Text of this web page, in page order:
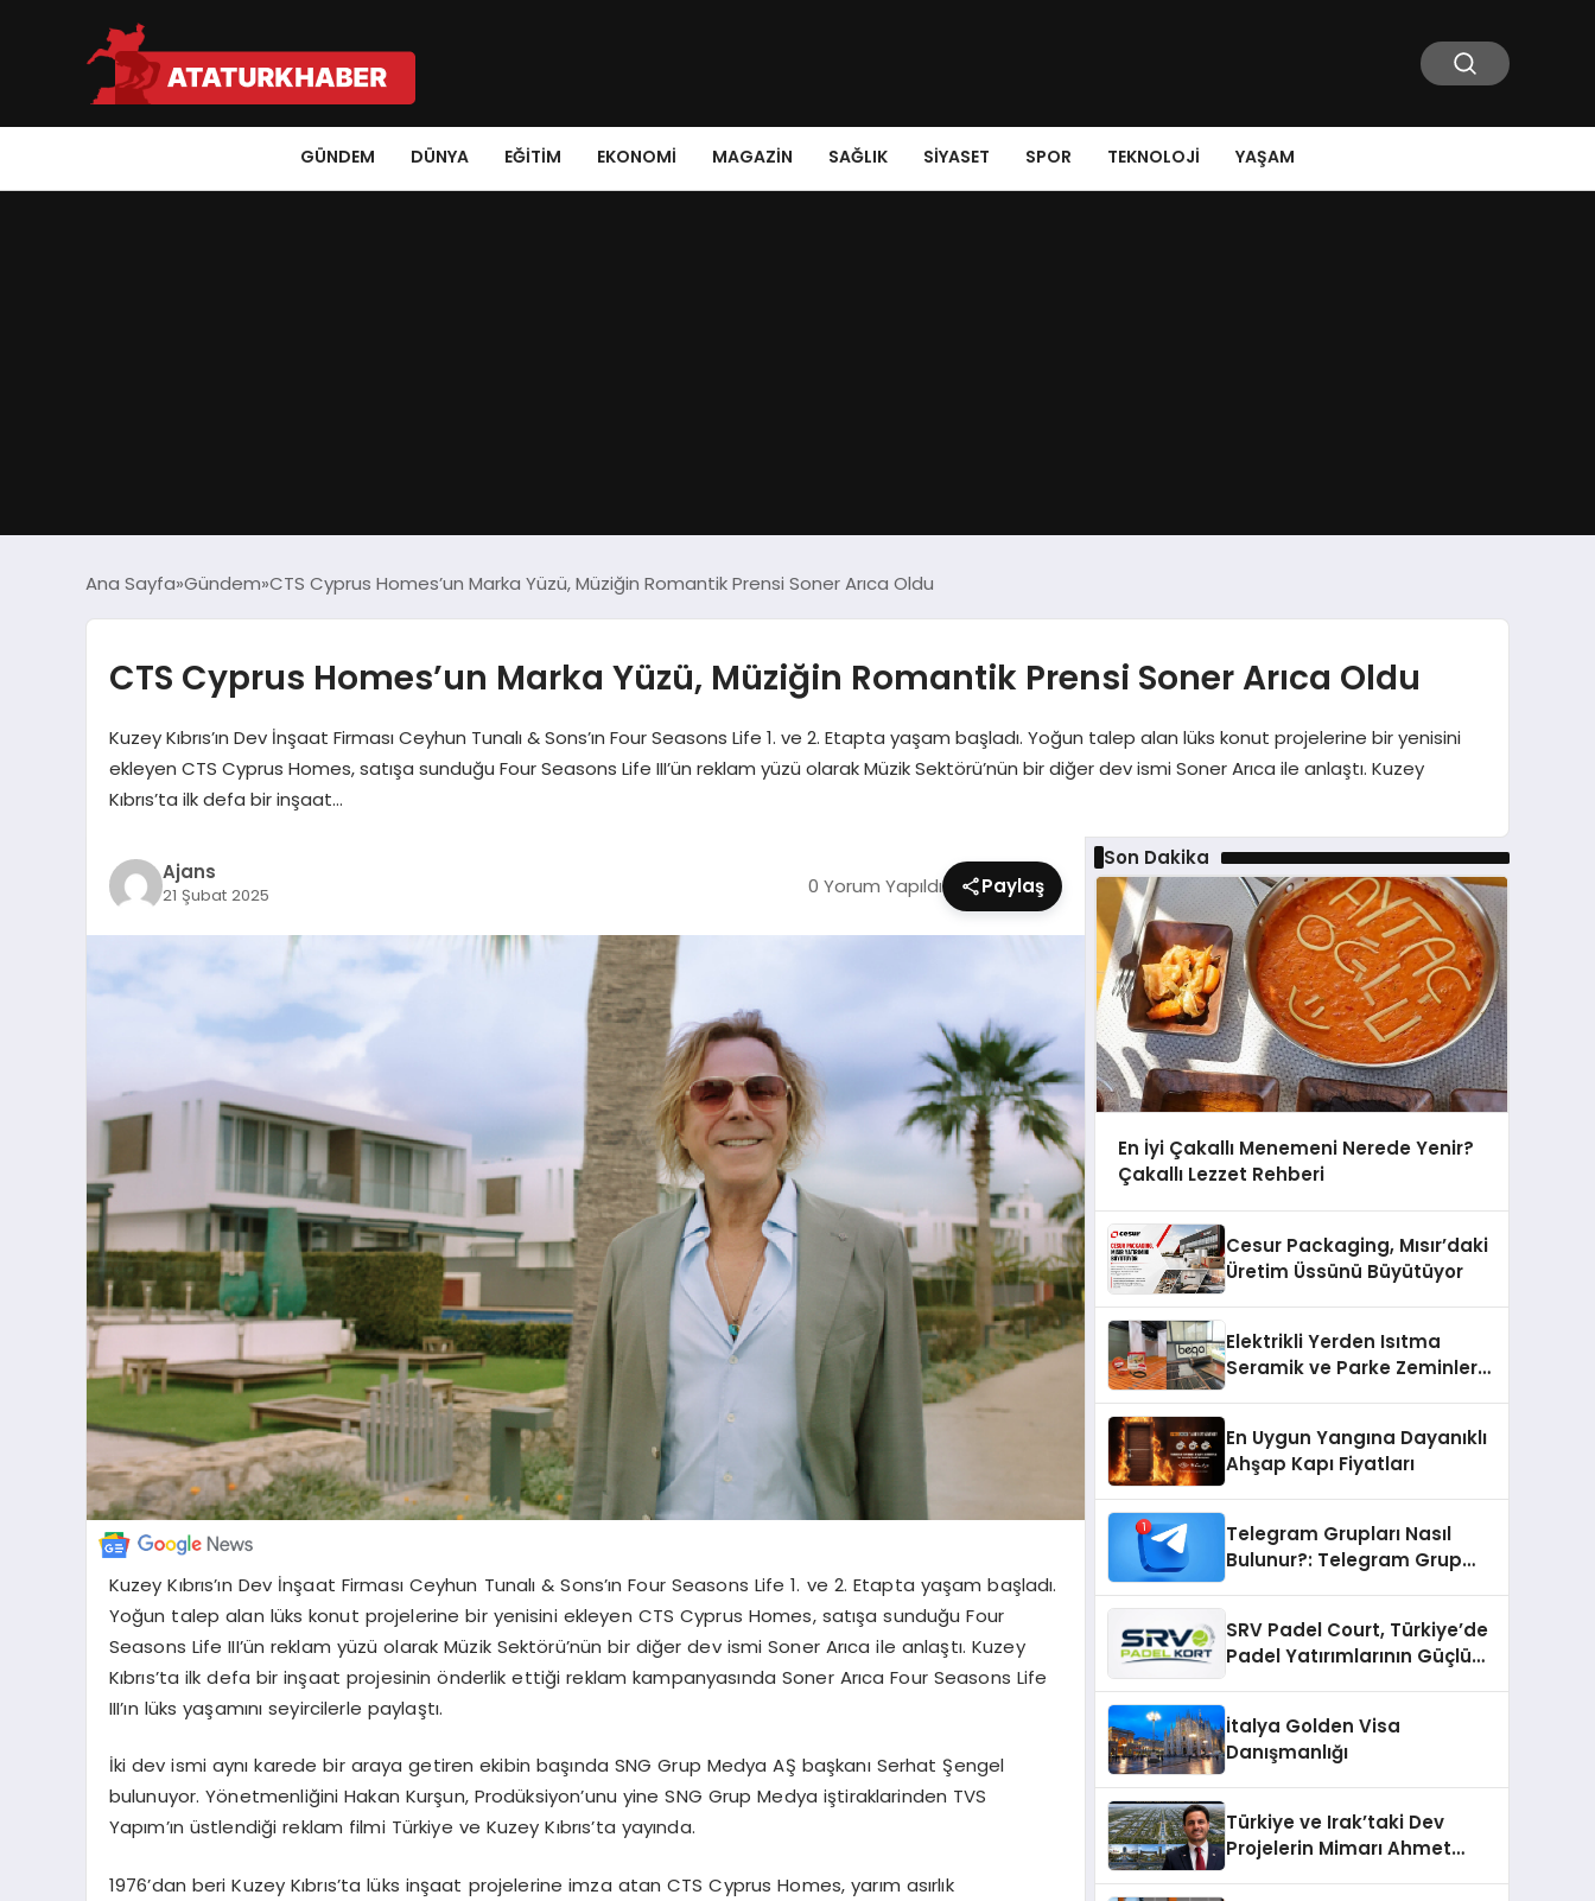
GÜNDEM DÜNYA EĞITIM EKONOMI MAGAZIN SAĞLIK SIYASET SPOR TEKNOLOJI YAŞAM
Ana Sayfa Gündem CTS Cyprus Homes’un Marka Yüzü, Müziğin Romantik Prensi Soner Arıca Oldu
CTS Cyprus Homes’un Marka Yüzü, Müziğin Romantik Prensi Soner Arıca Oldu
Kuzey Kıbrıs’ın Dev İnşaat Firması Ceyhun Tunalı & Sons’ın Four Seasons Life 1. ve 2. Etapta yaşam başladı. Yoğun talep alan lüks konut projelerine bir yenisini
ekleyen CTS Cyprus Homes, satışa sunduğu Four Seasons Life III’ün reklam yüzü olarak Müzik Sektörü’nün bir diğer dev ismi Soner Arıca ile anlaştı. Kuzey
Kıbrıs’ta ilk defa bir inşaat…
Ajans
21 Şubat 2025 0 Yorum Yapıldı Paylaş
Kuzey Kıbrıs’ın Dev İnşaat Firması Ceyhun Tunalı & Sons’ın Four Seasons Life 1. ve 2. Etapta yaşam başladı.
Yoğun talep alan lüks konut projelerine bir yenisini ekleyen CTS Cyprus Homes, satışa sunduğu Four
Seasons Life III’ün reklam yüzü olarak Müzik Sektörü’nün bir diğer dev ismi Soner Arıca ile anlaştı. Kuzey
Kıbrıs’ta ilk defa bir inşaat projesinin önderlik ettiği reklam kampanyasında Soner Arıca Four Seasons Life
III’ın lüks yaşamını seyircilerle paylaştı.
İki dev ismi aynı karede bir araya getiren ekibin başında SNG Grup Medya AŞ başkanı Serhat Şengel
bulunuyor. Yönetmenliğini Hakan Kurşun, Prodüksiyon’unu yine SNG Grup Medya iştiraklarinden TVS
Yapım’ın üstlendiği reklam filmi Türkiye ve Kuzey Kıbrıs’ta yayında.
1976’dan beri Kuzey Kıbrıs’ta lüks inşaat projelerine imza atan CTS Cyprus Homes, yarım asırlık
Son Dakika
En İyi Çakallı Menemeni Nerede Yenir?
Çakallı Lezzet Rehberi
Cesur Packaging, Mısır’daki
Üretim Üssünü Büyütüyor
Elektrikli Yerden Isıtma
Seramik ve Parke Zeminler
En Uygun Yangına Dayanıklı
Ahşap Kapı Fiyatları
Telegram Grupları Nasıl
Bulunur?: Telegram Grup
SRV Padel Court, Türkiye’de
Padel Yatırımlarının Güçlü
İtalya Golden Visa
Danışmanlığı
Türkiye ve Irak’taki Dev
Projelerin Mimarı Ahmet